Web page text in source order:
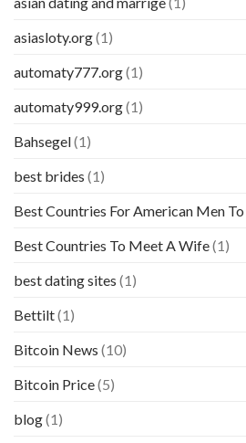
asiasloty.org(1)
automaty777.org(1)
automaty999.org(1)
Bahsegel(1)
best brides (1)
Best Countries For American Men
Best Countries To Meet A Wife(1)
best dating sites (1)
Bettilt(1)
Bitcoin News (10)
Bitcoin Price(5)
blog(1)